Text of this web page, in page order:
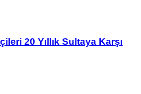
20 Yıllık Sultaya Karşı